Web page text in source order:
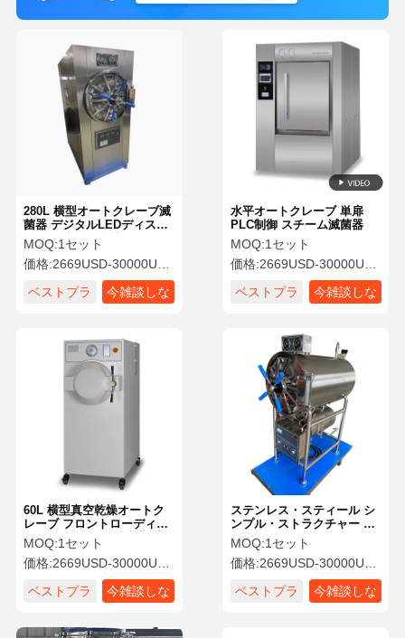
水平オートクレーブ 単扉
PLC制御 スチーム滅菌器
MOQ:1セット
価格:2669USD-30000USD
ベストプラ
今雑談しな
280L 横型オートクレーブ滅
菌器 デジタルLEDディスプ
レイ 医療機器滅菌器
MOQ:1セット
価格:2669USD-30000USD
ベストプラ
今雑談しな
ステンレス・スティール シ
ンプル・ストラクチャー ホ
orizontal・オートクラブ・
ステリライザー
MOQ:1セット
価格:2669USD-30000USD
ベストプラ
今雑談しな
60L 横型真空乾燥オートク
レーブ フロントローディン
グ オートクレーブ 内蔵プリ
ンター付き
MOQ:1セット
価格:2669USD-30000USD
ベストプラ
今雑談しな